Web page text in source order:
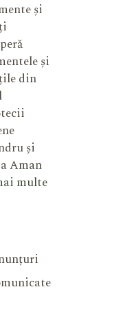
și
și
din
și
Aman
multe